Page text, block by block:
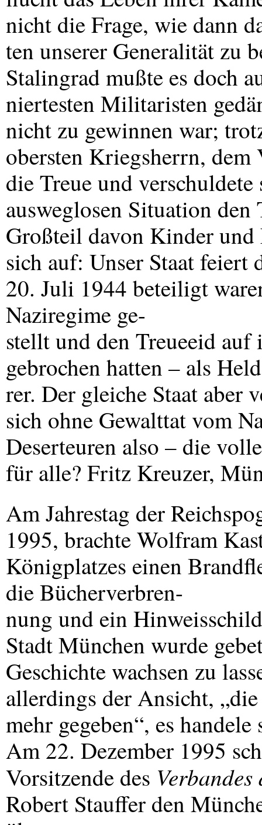
nicht die Frage, wie dann
ten unserer Generalität zu
Stalingrad mußte es doch
niertesten Militaristen
nicht zu gewinnen war;
obersten Kriegsherrn,
die Treue und
ausweglosen Situation
Großteil davon Kinder und
sich auf: Unser Staat feiert
20. Juli 1944 beteiligt
Naziregime ge-
stellt und den Treueeid
gebrochen hatten – als
rer. Der gleiche Staat aber
sich ohne Gewalttat vom
Deserteuren also – die
für alle? Fritz Kreuzer,
Am Jahrestag der
1995, brachte Wolfram
Königplatzes einen
die Bücherverbren-
nung und ein
Stadt München wurde
Geschichte wachsen zu
allerdings der Ansicht,
mehr gegeben“, es
Am 22. Dezember 1995
Vorsitzende des
Robert Stauffer den